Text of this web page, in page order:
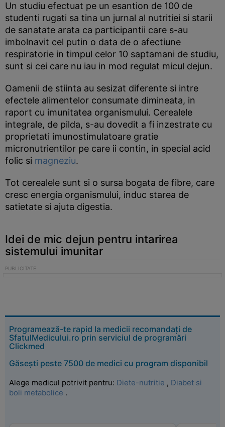
Un studiu efectuat pe un esantion de 100 de
studenti rugati sa tina un jurnal al nutritiei si starii
de sanatate arata ca participantii care s-au
imbolnavit cel putin o data de o afectiune
respiratorie in timpul celor 10 saptamani de studiu,
sunt si cei care nu iau in mod regulat micul dejun.
Oamenii de stiinta au sesizat diferente si intre
efectele alimentelor consumate dimineata, in
raport cu imunitatea organismului. Cerealele
integrale, de pilda, s-au dovedit a fi inzestrate cu
proprietati imunostimulatoare gratie
micronutrientilor pe care ii contin, in special acid
folic si magneziu.
Tot cerealele sunt si o sursa bogata de fibre, care
cresc energia organismului, induc starea de
satietate si ajuta digestia.
Idei de mic dejun pentru intarirea
sistemului imunitar
Programează-te rapid la medicii recomandați de
SfatulMedicului.ro prin serviciul de programări
Clickmed
Găsești peste 7500 de medici cu program disponibil
Alege medicul potrivit pentru: Diete-nutritie , Diabet si
boli metabolice .